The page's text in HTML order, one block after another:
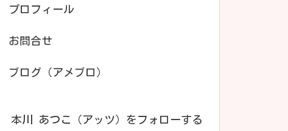
プロフィール
お問合せ
ブログ（アメブロ）
本川 あつこ（アッツ）をフォローする